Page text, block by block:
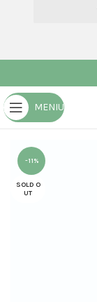
MENIU
-11%
SOLD O
UT